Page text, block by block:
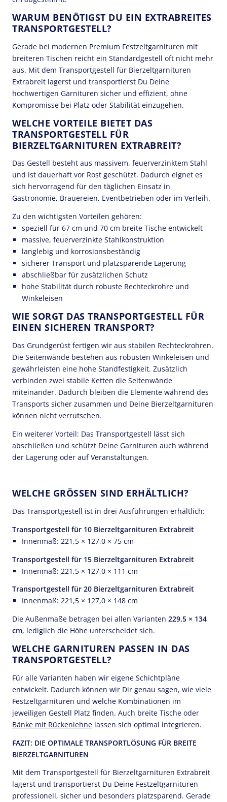
WARUM BENÖTIGST DU EIN EXTRABREITES
TRANSPORTGESTELL?
Gerade bei modernen Premium Festzeltgarnituren mit
breiteren Tischen reicht ein Standardgestell oft nicht mehr
aus. Mit dem Transportgestell für Bierzeltgarnituren
Extrabreit lagerst und transportierst Du Deine
hochwertigen Garnituren sicher und effizient, ohne
Kompromisse bei Platz oder Stabilität einzugehen.
WELCHE VORTEILE BIETET DAS
TRANSPORTGESTELL FÜR
BIERZELTGARNITUREN EXTRABREIT?
Das Gestell besteht aus massivem, feuerverzinktem Stahl
und ist dauerhaft vor Rost geschützt. Dadurch eignet es
sich hervorragend für den täglichen Einsatz in
Gastronomie, Brauereien, Eventbetrieben oder im Verleih.
Zu den wichtigsten Vorteilen gehören:
speziell für 67 cm und 70 cm breite Tische entwickelt
massive, feuerverzinkte Stahlkonstruktion
langlebig und korrosionsbeständig
sicherer Transport und platzsparende Lagerung
abschließbar für zusätzlichen Schutz
hohe Stabilität durch robuste Rechteckrohre und
Winkeleisen
WIE SORGT DAS TRANSPORTGESTELL FÜR
EINEN SICHEREN TRANSPORT?
Das Grundgerüst fertigen wir aus stabilen Rechteckrohren.
Die Seitenwände bestehen aus robusten Winkeleisen und
gewährleisten eine hohe Standfestigkeit. Zusätzlich
verbinden zwei stabile Ketten die Seitenwände
miteinander. Dadurch bleiben die Elemente während des
Transports sicher zusammen und Deine Bierzeltgarnituren
können nicht verrutschen.
Ein weiterer Vorteil: Das Transportgestell lässt sich
abschließen und schützt Deine Garnituren auch während
der Lagerung oder auf Veranstaltungen.
WELCHE GRÖSSEN SIND ERHÄLTLICH?
Das Transportgestell ist in drei Ausführungen erhältlich:
Transportgestell für 10 Bierzeltgarnituren Extrabreit
Innenmaß: 221,5 × 127,0 × 75 cm
Transportgestell für 15 Bierzeltgarnituren Extrabreit
Innenmaß: 221,5 × 127,0 × 111 cm
Transportgestell für 20 Bierzeltgarnituren Extrabreit
Innenmaß: 221,5 × 127,0 × 148 cm
Die Außenmaße betragen bei allen Varianten 229,5 × 134
cm, lediglich die Höhe unterscheidet sich.
WELCHE GARNITUREN PASSEN IN DAS
TRANSPORTGESTELL?
Für alle Varianten haben wir eigene Schichtpläne
entwickelt. Dadurch können wir Dir genau sagen, wie viele
Festzeltgarnituren und welche Kombinationen im
jeweiligen Gestell Platz finden. Auch breite Tische oder
Bänke mit Rückenlehne lassen sich optimal integrieren.
FAZIT: DIE OPTIMALE TRANSPORTLÖSUNG FÜR BREITE
BIERZELTGARNITUREN
Mit dem Transportgestell für Bierzeltgarnituren Extrabreit
lagerst und transportierst Du Deine Festzeltgarnituren
professionell, sicher und besonders platzsparend. Gerade